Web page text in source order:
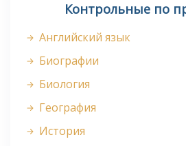
Контрольные по
Английский язык
Биографии
Биология
География
История